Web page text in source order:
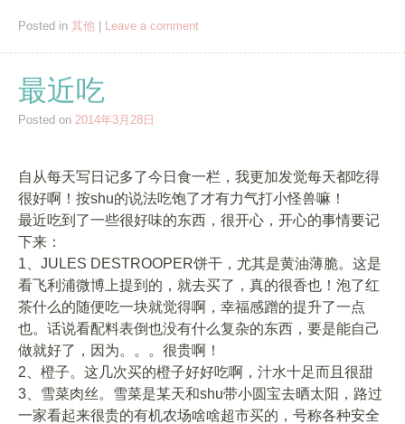
Posted in 其他 Leave a comment
最近吃
Posted on 2014年3月28日
自从每天写日记多了今日食一栏，我更加发觉每天都吃得
很好啊！按shu的说法吃饱了才有力气打小怪兽嘛！
最近吃到了一些很好味的东西，很开心，开心的事情要记
下来：
1、JULES DESTROOPER饼干，尤其是黄油薄脆。这是
看飞利浦微博上提到的，就去买了，真的很香也！泡了红
茶什么的随便吃一块就觉得啊，幸福感蹭的提升了一点
也。话说看配料表倒也没有什么复杂的东西，要是能自己
做就好了，因为。。。很贵啊！
2、橙子。这几次买的橙子好好吃啊，汁水十足而且很甜
3、雪菜肉丝。雪菜是某天和shu带小圆宝去晒太阳，路过
一家看起来很贵的有机农场啥啥超市买的，号称各种安全